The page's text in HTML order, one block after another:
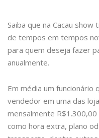
Saiba que na Cacau
de tempos em tempos
para quem deseja fazer
anualmente.
Em média um funcionário
vendedor em uma das
mensalmente
como hora extra, plano